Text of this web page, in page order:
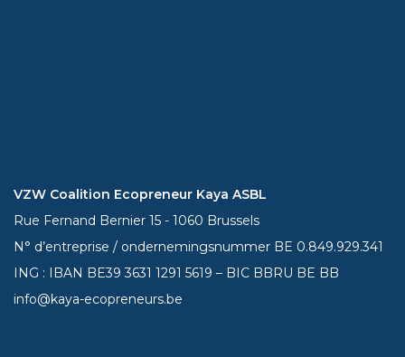
VZW Coalition Ecopreneur Kaya ASBL
Rue Fernand Bernier 15 - 1060 Brussels
N° d’entreprise / ondernemingsnummer BE 0.849.929.341
ING : IBAN BE393631 1291 5619 – BIC BBRU BE BB
info@kaya-ecopreneurs.be